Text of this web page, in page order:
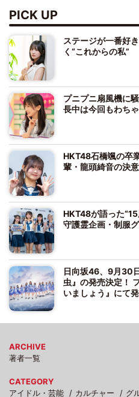
PICK UP
ステージが一番好
く“これからの私”
プニプニ扇風機に
長中は今回もわち
HKT48石橋颯の卒
輩・龍頭綺音の決意
HKT48が語った
守護霊企画・制服
日向坂46、9月30
虫』の発売決定！
いましょう』にて
ARCHIVE
著者一覧
CATEGORY
アイドル・芸能
カルチャー グ